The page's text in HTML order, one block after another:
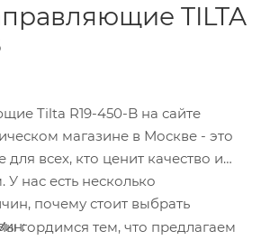
TILTA
Tilta R19-450-B на сайте
магазине в Москве - это
всех, кто ценит качество и
нас есть несколько
почему стоит выбрать
гордимся тем, что предлагаем